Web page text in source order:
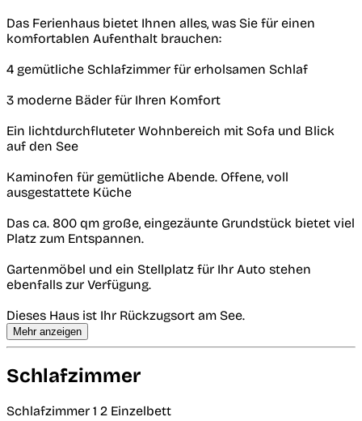
Das Ferienhaus bietet Ihnen alles, was Sie für einen
komfortablen Aufenthalt brauchen:
4 gemütliche Schlafzimmer für erholsamen Schlaf
3 moderne Bäder für Ihren Komfort
Ein lichtdurchfluteter Wohnbereich mit Sofa und Blick
auf den See
Kaminofen für gemütliche Abende. Offene, voll
ausgestattete Küche
Das ca. 800 qm große, eingezäunte Grundstück bietet viel
Platz zum Entspannen.
Gartenmöbel und ein Stellplatz für Ihr Auto stehen
ebenfalls zur Verfügung.
Dieses Haus ist Ihr Rückzugsort am See.
Mehr anzeigen
Schlafzimmer
Schlafzimmer 1 2 Einzelbett